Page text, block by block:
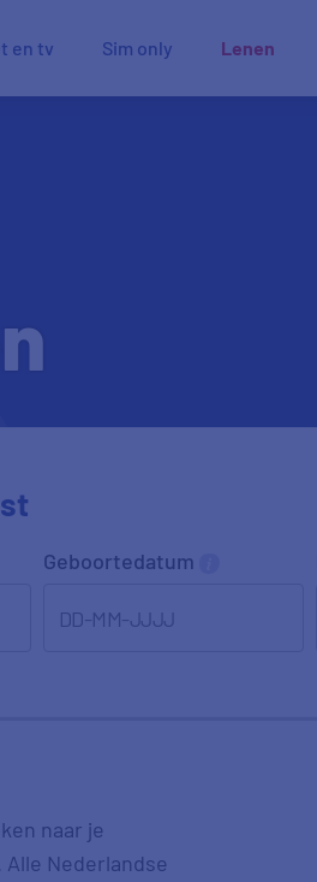
en tv Sim only Lenen
Geboortedatum
DD-MM-JJJJ
naar je
Nederlandse